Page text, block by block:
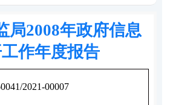
局2008年政府信息
作年度报告
2021-00007